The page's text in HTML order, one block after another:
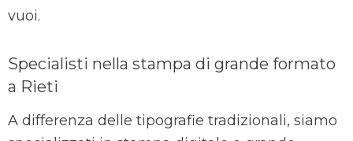
vuoi.
Specialisti nella stampa di grande formato
a Rieti
A differenza delle tipografie tradizionali, siamo